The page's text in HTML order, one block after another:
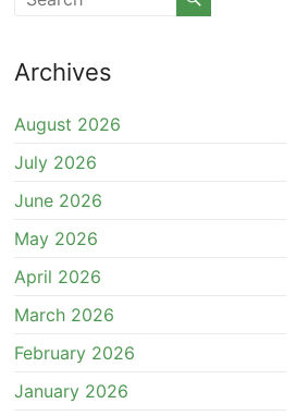
Archives
August 2026
July 2026
June 2026
May 2026
April 2026
March 2026
February 2026
January 2026